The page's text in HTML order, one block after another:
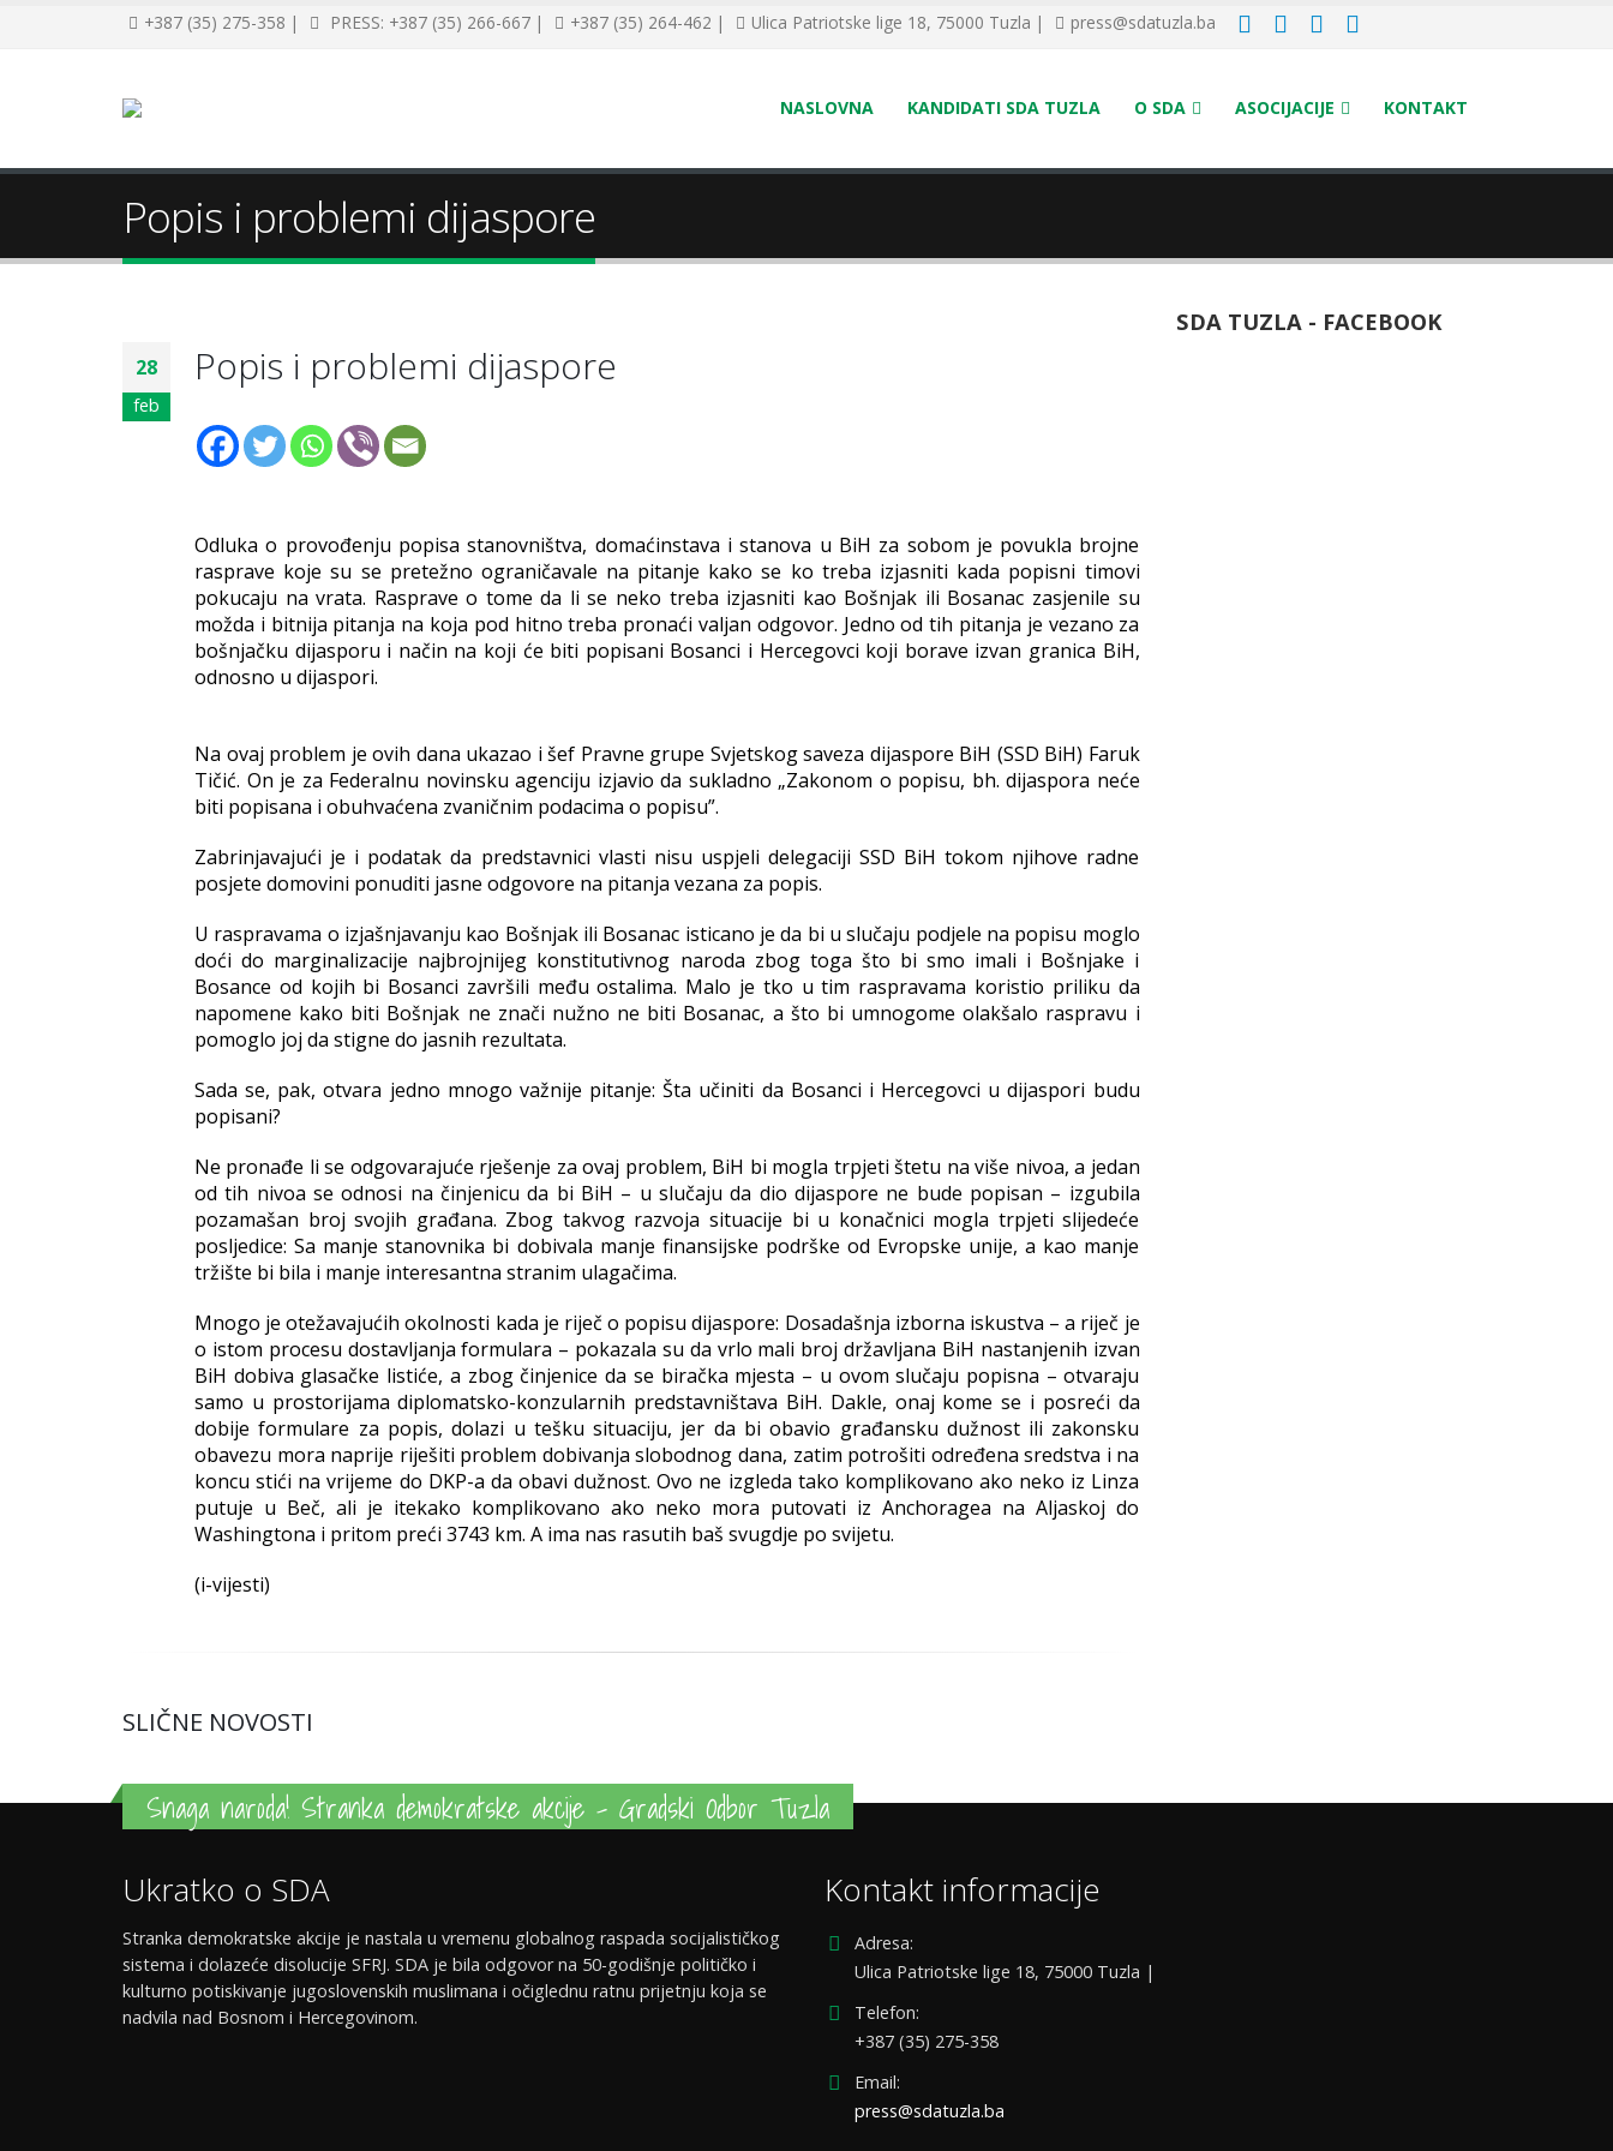
+387 (35) 275-358 | PRESS: +387 (35) 266-667 | +387 (35) 264-462 | Ulica Patriotske lige 18, 75000 Tuzla | press@sdatuzla.ba
NASLOVNA KANDIDATI SDA TUZLA O SDA ASOCIJACIJE KONTAKT
Popis i problemi dijaspore
28
feb
Popis i problemi dijaspore
Odluka o provođenju popisa stanovništva, domaćinstava i stanova u BiH za sobom je povukla brojne
rasprave koje su se pretežno ograničavale na pitanje kako se ko treba izjasniti kada popisni timovi
pokucaju na vrata. Rasprave o tome da li se neko treba izjasniti kao Bošnjak ili Bosanac zasjenile su
možda i bitnija pitanja na koja pod hitno treba pronaći valjan odgovor. Jedno od tih pitanja je vezano za
bošnjačku dijasporu i način na koji će biti popisani Bosanci i Hercegovci koji borave izvan granica BiH,
odnosno u dijaspori.
Na ovaj problem je ovih dana ukazao i šef Pravne grupe Svjetskog saveza dijaspore BiH (SSD BiH) Faruk
Tičić. On je za Federalnu novinsku agenciju izjavio da sukladno „Zakonom o popisu, bh. dijaspora neće
biti popisana i obuhvaćena zvaničnim podacima o popisu”.
Zabrinjavajući je i podatak da predstavnici vlasti nisu uspjeli delegaciji SSD BiH tokom njihove radne
posjete domovini ponuditi jasne odgovore na pitanja vezana za popis.
U raspravama o izjašnjavanju kao Bošnjak ili Bosanac isticano je da bi u slučaju podjele na popisu moglo
doći do marginalizacije najbrojnijeg konstitutivnog naroda zbog toga što bi smo imali i Bošnjake i
Bosance od kojih bi Bosanci završili među ostalima. Malo je tko u tim raspravama koristio priliku da
napomene kako biti Bošnjak ne znači nužno ne biti Bosanac, a što bi umnogome olakšalo raspravu i
pomoglo joj da stigne do jasnih rezultata.
Sada se, pak, otvara jedno mnogo važnije pitanje: Šta učiniti da Bosanci i Hercegovci u dijaspori budu
popisani?
Ne pronađe li se odgovarajuće rješenje za ovaj problem, BiH bi mogla trpjeti štetu na više nivoa, a jedan
od tih nivoa se odnosi na činjenicu da bi BiH – u slučaju da dio dijaspore ne bude popisan – izgubila
pozamašan broj svojih građana. Zbog takvog razvoja situacije bi u konačnici mogla trpjeti slijedeće
posljedice: Sa manje stanovnika bi dobivala manje finansijske podrške od Evropske unije, a kao manje
tržište bi bila i manje interesantna stranim ulagačima.
Mnogo je otežavajućih okolnosti kada je riječ o popisu dijaspore: Dosadašnja izborna iskustva – a riječ je
o istom procesu dostavljanja formulara – pokazala su da vrlo mali broj državljana BiH nastanjenih izvan
BiH dobiva glasačke listiće, a zbog činjenice da se biračka mjesta – u ovom slučaju popisna – otvaraju
samo u prostorijama diplomatsko-konzularnih predstavništava BiH. Dakle, onaj kome se i posreći da
dobije formulare za popis, dolazi u tešku situaciju, jer da bi obavio građansku dužnost ili zakonsku
obavezu mora naprije riješiti problem dobivanja slobodnog dana, zatim potrošiti određena sredstva i na
koncu stići na vrijeme do DKP-a da obavi dužnost. Ovo ne izgleda tako komplikovano ako neko iz Linza
putuje u Beč, ali je itekako komplikovano ako neko mora putovati iz Anchoragea na Aljaskoj do
Washingtona i pritom preći 3743 km. A ima nas rasutih baš svugdje po svijetu.
(i-vijesti)
SLIČNE NOVOSTI
SDA TUZLA - FACEBOOK
Snaga naroda! Stranka demokratske akcije - Gradski Odbor Tuzla
Ukratko o SDA
Stranka demokratske akcije je nastala u vremenu globalnog raspada socijalističkog
sistema i dolazeće disolucije SFRJ. SDA je bila odgovor na 50-godišnje političko i
kulturno potiskivanje jugoslovenskih muslimana i očiglednu ratnu prijetnju koja se
nadvila nad Bosnom i Hercegovinom.
Kontakt informacije
Adresa:
Ulica Patriotske lige 18, 75000 Tuzla |
Telefon:
+387 (35) 275-358
Email:
press@sdatuzla.ba